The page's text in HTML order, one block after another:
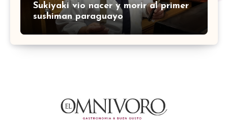
Sukiyaki vio nacer y morir al primer
sushiman paraguayo